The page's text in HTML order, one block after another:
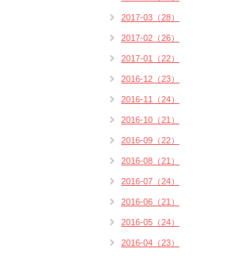
2017-03（28）
2017-02（26）
2017-01（22）
2016-12（23）
2016-11（24）
2016-10（21）
2016-09（22）
2016-08（21）
2016-07（24）
2016-06（21）
2016-05（24）
2016-04（23）